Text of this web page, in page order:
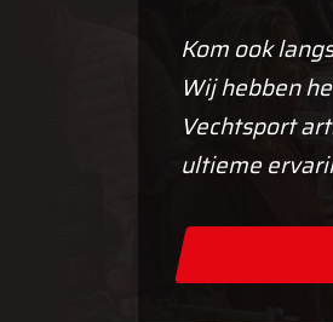
Kom ook
Wij hebben
Vechtsport
ultieme